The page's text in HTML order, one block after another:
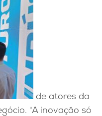
de atores da
“A inovação só